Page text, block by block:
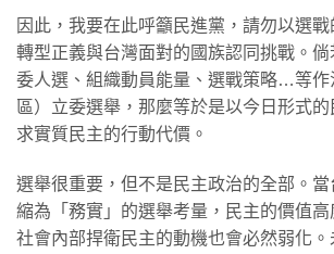
因此，我要在此呼籲民進黨，請勿以選
轉型正義與台灣面對的國族認同挑戰。
委人選、組織動員能量、選戰策略…等作
區）立委選舉，那麼等於是以今日形式
求實質民主的行動代價。
選舉很重要，但不是民主政治的全部。
縮為「務實」的選舉考量，民主的價值高
社會內部捍衛民主的動機也會必然弱化